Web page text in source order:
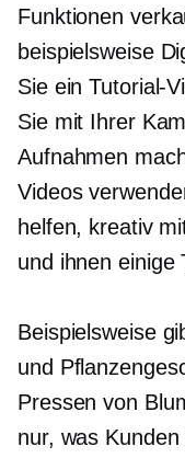
Funktionen
beispielsweise
Sie ein Tutorial-
Sie mit Ihrer
Aufnahmen
Videos
helfen, kreativ
und ihnen einige
Beispielsweise
und
Pressen von
nur, was